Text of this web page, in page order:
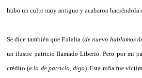
hubo un culto muy antiguo y acabaron haciéndola
Se dice también que Eulalia (de nuevo hablamos
un ilustre patricio llamado Liberio. Pero por mi
crédito (a lo de patricio, digo). Esta niña fue